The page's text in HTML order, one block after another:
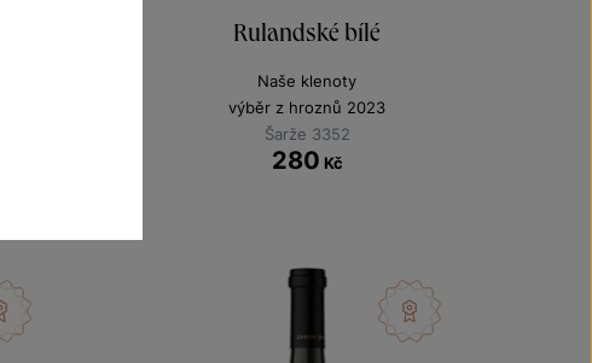
Rulandské bílé
Naše klenoty
výběr z hroznů 2023
Šarže 3352
280 Kč